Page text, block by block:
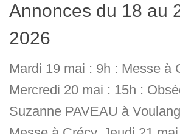
Annonces du 18 au
2026
Mardi 19 mai : 9h : Messe à
Mercredi 20 mai : 15h :
Suzanne PAVEAU à